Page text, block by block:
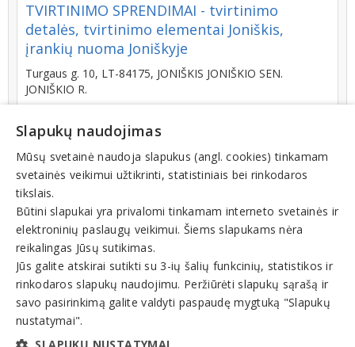
TVIRTINIMO SPRENDIMAI - tvirtinimo
detalės, tvirtinimo elementai Joniškis,
įrankių nuoma Joniškyje
Turgaus g. 10, LT-84175, JONIŠKIS JONIŠKIO SEN.
JONIŠKIO R.
ROMGVITA, UAB - sodo, ūkio prekės
Mažeikiuose
Senkelio g. 3, LT-89126, MAŽEIKIAI
Filialai
+370 (443) 25329
1 2
Slapukų naudojimas
Mūsų svetainė naudoja slapukus (angl. cookies) tinkamam
svetainės veikimui užtikrinti, statistiniais bei rinkodaros
tikslais.
Būtini slapukai yra privalomi tinkamam interneto svetainės ir
elektroninių paslaugų veikimui. Šiems slapukams nėra
reikalingas Jūsų sutikimas.
Jūs galite atskirai sutikti su 3-ių šalių funkcinių, statistikos ir
rinkodaros slapukų naudojimu. Peržiūrėti slapukų sąrašą ir
savo pasirinkimą galite valdyti paspaudę mygtuką "Slapukų
nustatymai".